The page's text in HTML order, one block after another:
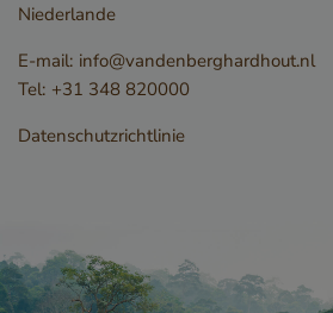
Niederlande
E-mail: info@vandenberghardhout.nl
Tel: +31 348 820000
Datenschutzrichtlinie
Unbedingt erforderliche Cookies
Benutzeranmeldung und die
Ohne die unbedingt erforderlichen
die Website nicht ordnungsgemäß